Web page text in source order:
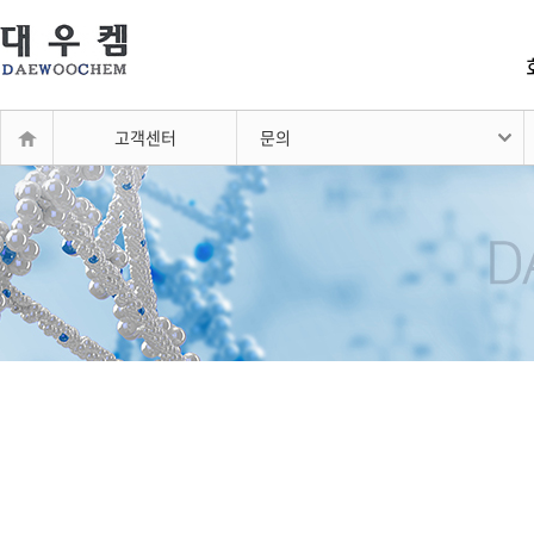
고객센터 문의